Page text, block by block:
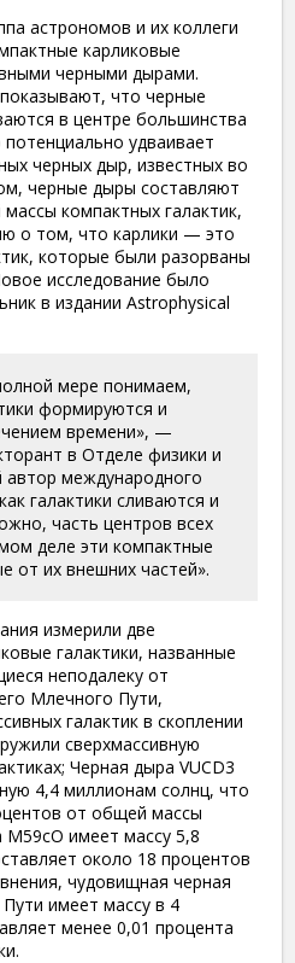
астрономов и их коллеги
карликовые
черными дырами.
что черные
в центре большинства
удваивает
черных дыр, известных во
черные дыры составляют
компактных галактик,
о том, что карлики — это
которые были разорваны
исследование было
в издании Astrophysical
мере понимаем,
формируются и
времени», —
в Отделе физики и
международного
галактики сливаются и
, часть центров всех
деле эти компактные
от их внешних частей».
измерили две
галактики, названные
неподалеку от
Млечного Пути,
галактик в скоплении
сверхмассивную
Черная дыра VUCD3
4,4 миллионам солнц, что
от общей массы
M59cO имеет массу 5,8
около 18 процентов
чудовищная черная
имеет массу в 4
менее 0,01 процента